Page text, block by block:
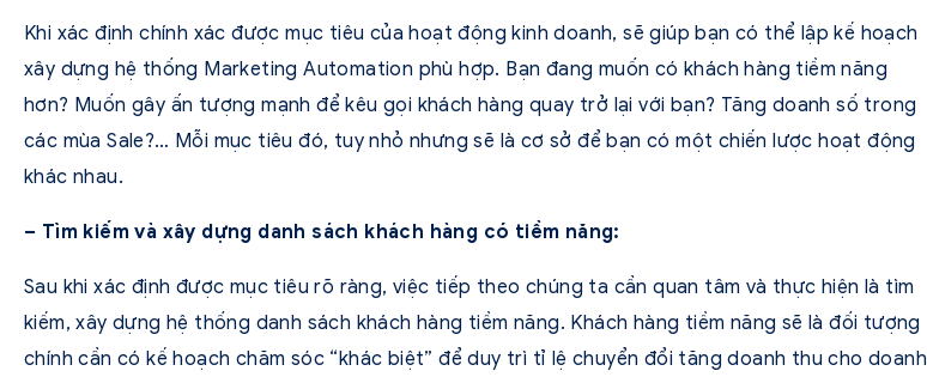
Khi xác định chính xác được mục tiêu của hoạt động kinh doanh, sẽ giúp bạn có thể lập kế hoạch
xây dựng hệ thống Marketing Automation phù hợp. Bạn đang muốn có khách hàng tiềm năng
hơn? Muốn gây ấn tượng mạnh để kêu gọi khách hàng quay trở lại với bạn? Tăng doanh số trong
các mùa Sale?… Mỗi mục tiêu đó, tuy nhỏ nhưng sẽ là cơ sở để bạn có một chiến lược hoạt động
khác nhau.
– Tìm kiếm và xây dựng danh sách khách hàng có tiềm năng:
Sau khi xác định được mục tiêu rõ ràng, việc tiếp theo chúng ta cần quan tâm và thực hiện là tìm
kiếm, xây dựng hệ thống danh sách khách hàng tiềm năng. Khách hàng tiềm năng sẽ là đối tượng
chính cần có kế hoạch chăm sóc “khác biệt” để duy trì tỉ lệ chuyển đổi tăng doanh thu cho doanh